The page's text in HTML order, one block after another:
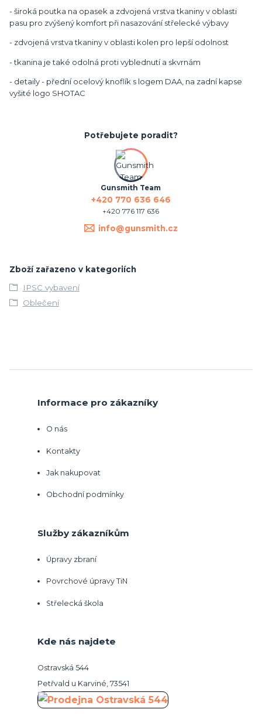
- široká poutka na opasek a zdvojená vrstva tkaniny v oblasti
pasu pro zvýšený komfort při nasazování střelecké výbavy
- zdvojená vrstva tkaniny v oblasti kolen pro lepší odolnost
- tkanina je také odolná proti vyblednutí a skvrnám
- detaily - přední ocelový knoflík s logem DAA, na zadní kapse
vyšité logo SHOTAC
Potřebujete poradit?
Gunsmith Team
+420 770 636 646
+420 776 117 636
info@gunsmith.cz
Zboží zařazeno v kategoriích
IPSC vybavení
Oblečení
Informace pro zákazníky
O nás
Kontakty
Jak nakupovat
Obchodní podmínky
Služby zákazníkům
Úpravy zbraní
Povrchové úpravy TiN
Střelecká škola
Kde nás najdete
Ostravská 544
Petřvald u Karviné, 73541